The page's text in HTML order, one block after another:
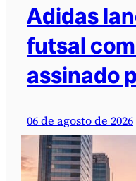
Adidas
futsal
assinado
06 de agosto de 2026